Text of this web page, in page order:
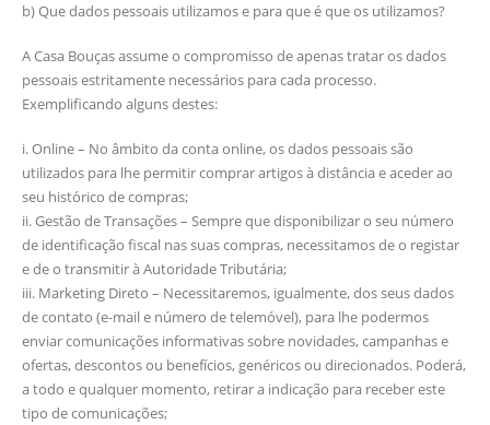
b) Que dados pessoais utilizamos e para que é que os utilizamos?
A Casa Bouças assume o compromisso de apenas tratar os dados
pessoais estritamente necessários para cada processo.
Exemplificando alguns destes:
i. Online – No âmbito da conta online, os dados pessoais são
utilizados para lhe permitir comprar artigos à distância e aceder ao
seu histórico de compras;
ii. Gestão de Transações – Sempre que disponibilizar o seu número
de identificação fiscal nas suas compras, necessitamos de o registar
e de o transmitir à Autoridade Tributária;
iii. Marketing Direto – Necessitaremos, igualmente, dos seus dados
de contato (e-mail e número de telemóvel), para lhe podermos
enviar comunicações informativas sobre novidades, campanhas e
ofertas, descontos ou benefícios, genéricos ou direcionados. Poderá,
a todo e qualquer momento, retirar a indicação para receber este
tipo de comunicações;